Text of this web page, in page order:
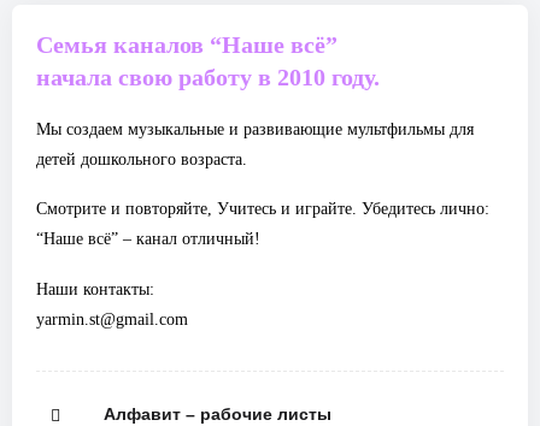
Семья каналов “Наше всё”
начала свою работу в 2010 году.
Мы создаем музыкальные и развивающие мультфильмы для
детей дошкольного возраста.
Смотрите и повторяйте, Учитесь и играйте. Убедитесь лично:
“Наше всё” – канал отличный!
Наши контакты:
yarmin.st@gmail.com
Алфавит – рабочие листы